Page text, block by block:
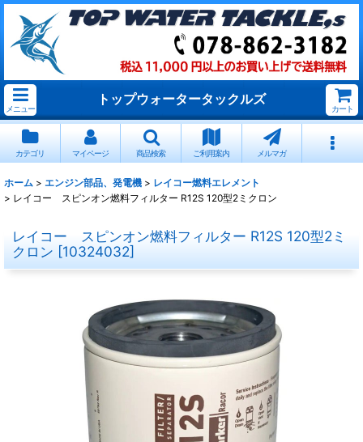
メニュー
トップウォータータックルズ
カート
カテゴリ マイページ 商品検索 ご利用案内 メルマガ
ホーム > エンジン部品、発電機 > レイコー燃料エレメント
> レイコー スピンオン燃料フィルター R12S 120型2ミクロン
レイコー スピンオン燃料フィルター R12S 120型2ミ
クロン [10324032]